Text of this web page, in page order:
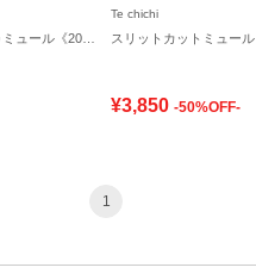
Te chichi
スリットカットミュール
¥3,850 -50%OFF-
1